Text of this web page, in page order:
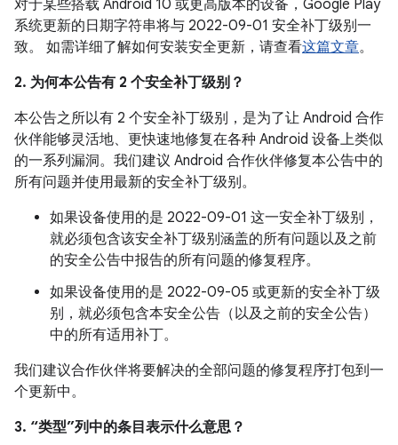
对于某些搭载 Android 10 或更高版本的设备，Google Play
系统更新的日期字符串将与 2022-09-01 安全补丁级别一
致。 如需详细了解如何安装安全更新，请查看这篇文章。
2. 为何本公告有 2 个安全补丁级别？
本公告之所以有 2 个安全补丁级别，是为了让 Android 合作
伙伴能够灵活地、更快速地修复在各种 Android 设备上类似
的一系列漏洞。我们建议 Android 合作伙伴修复本公告中的
所有问题并使用最新的安全补丁级别。
如果设备使用的是 2022-09-01 这一安全补丁级别，
就必须包含该安全补丁级别涵盖的所有问题以及之前
的安全公告中报告的所有问题的修复程序。
如果设备使用的是 2022-09-05 或更新的安全补丁级
别，就必须包含本安全公告（以及之前的安全公告）
中的所有适用补丁。
我们建议合作伙伴将要解决的全部问题的修复程序打包到一
个更新中。
3. “类型”列中的条目表示什么意思？